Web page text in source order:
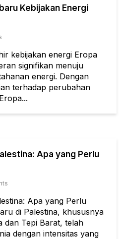
Kebijakan Energi
kebijakan energi Eropa
signifikan menuju
energi. Dengan
terhadap perubahan
Apa yang Perlu
Apa yang Perlu
di Palestina, khususnya
dan Tepi Barat, telah
dengan intensitas yang